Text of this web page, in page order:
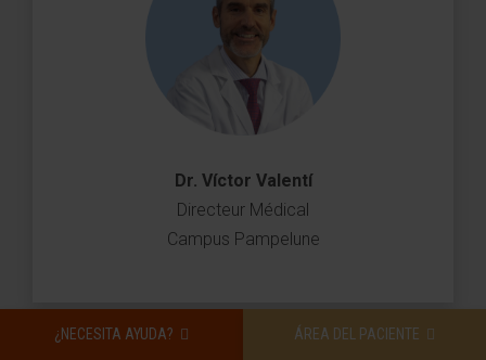
Dr. Víctor Valentí
Directeur Médical
Campus Pampelune
¿NECESITA AYUDA? ÁREA DEL PACIENTE